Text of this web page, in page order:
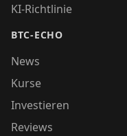
KI-Richtlinie
BTC-ECHO
News
Kurse
Investieren
Reviews